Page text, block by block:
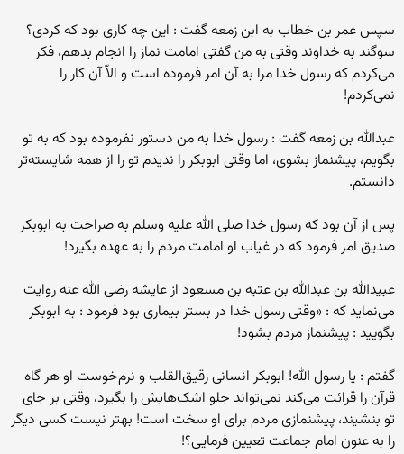
سپس عمر بن خطاب به ابن زمعه گفت : این چه کاری بود که کردی؟
سوگند به خداوند وقتی به من گفتی امامت نماز را انجام بدهم، فکر
می‌کردم که رسول خدا مرا به آن امر فرموده است و الاّ آن کار را
نمی‌کردم!
عبدالله بن زمعه گفت : رسول خدا به من دستور نفرموده بود که به تو
بگویم، پیشنماز بشوی، اما وقتی ابوبکر را ندیدم تو را از همه شایسته‌تر
دانستم.
پس از آن بود که رسول خدا صلی الله علیه وسلم به صراحت به ابوبکر
صدیق امر فرمود که در غیاب او امامت مردم را به عهده بگیرد!
عبیدالله بن عبدالله بن عتبه بن مسعود از عایشه رضی الله عنه روایت
می‌نماید که : «وقتی رسول خدا در بستر بیماری بود فرمود : به ابوبکر
بگویید : پیشنماز مردم بشود!
گفتم : یا رسول الله! ابوبکر انسانی رقیق‌القلب و نرم‌خوست او هر گاه
قرآن را قرائت می‌کند نمی‌تواند جلو اشک‌هایش را بگیرد، وقتی بر جای
تو بنشیند، پیشنمازی مردم برای او سخت است! بهتر نیست کسی دیگر
را به عنون امام جماعت تعیین فرمایی؟!